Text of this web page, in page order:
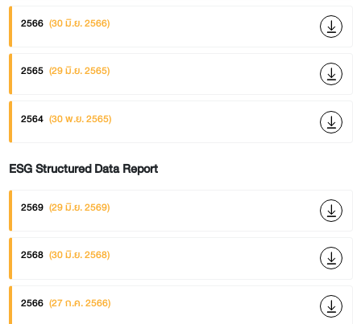
2566 (30 มิ.ย. 2566)
2565 (29 มิ.ย. 2565)
2564 (30 พ.ย. 2565)
ESG Structured Data Report
2569 (29 มิ.ย. 2569)
2568 (30 มิ.ย. 2568)
2566 (27 ก.ค. 2566)